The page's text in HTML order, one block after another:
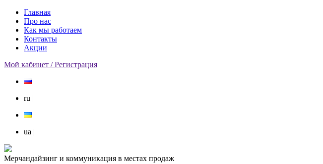
Главная
Про нас
Как мы работаем
Контакты
Акции
Мой кабинет / Регистрация
ru |
ua |
Мерчандайзинг и коммуникация в местах продаж